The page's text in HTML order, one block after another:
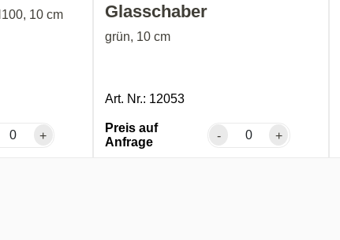
10 cm
+
Glasschaber
grün, 10 cm
Art. Nr.: 12053
Preis auf
Anfrage
- +